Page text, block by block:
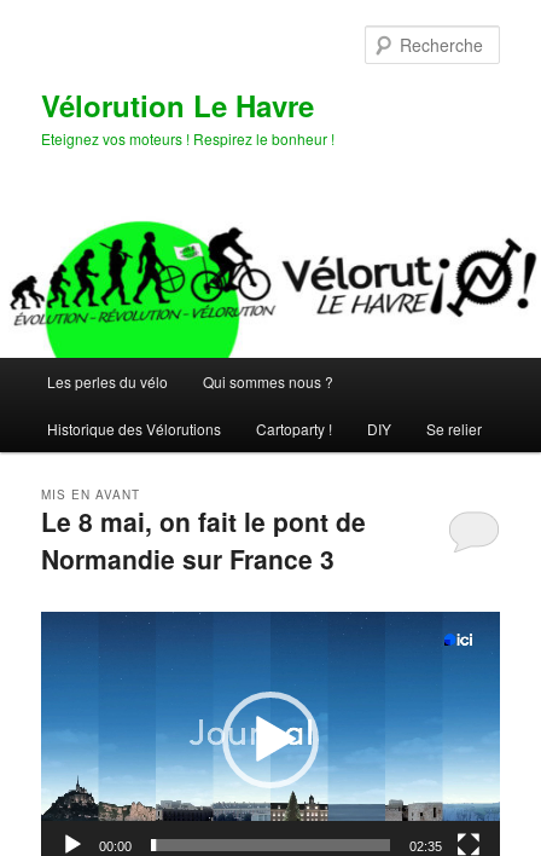
Vélorution Le Havre
Eteignez vos moteurs ! Respirez le bonheur !
principal
Les perles du vélo Qui sommes nous ?
Historique des Vélorutions Cartoparty ! DIY Se relier
Le 8 mai, on fait le pont de
Normandie sur France 3
MIS EN AVANT
00:00 02:35